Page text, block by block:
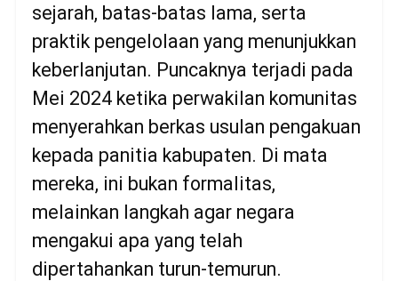
sejarah, batas-batas lama, serta
praktik pengelolaan yang menunjukkan
keberlanjutan. Puncaknya terjadi pada
Mei 2024 ketika perwakilan komunitas
menyerahkan berkas usulan pengakuan
kepada panitia kabupaten. Di mata
mereka, ini bukan formalitas,
melainkan langkah agar negara
mengakui apa yang telah
dipertahankan turun-temurun.